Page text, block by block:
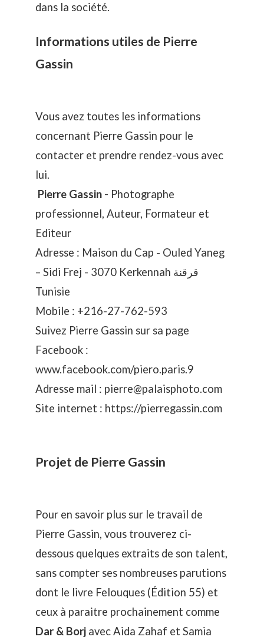
dans la société.
Informations utiles de Pierre
Gassin
Vous avez toutes les informations
concernant Pierre Gassin pour le
contacter et prendre rendez-vous avec
lui.
Pierre Gassin - Photographe
professionnel, Auteur, Formateur et
Editeur
Adresse : Maison du Cap - Ouled Yaneg
– Sidi Frej - 3070 Kerkennah قرقنة
Tunisie
Mobile : +216-27-762-593
Suivez Pierre Gassin sur sa page
Facebook :
www.facebook.com/piero.paris.9
Adresse mail : pierre@palaisphoto.com
Site internet : https://pierregassin.com
Projet de Pierre Gassin
Pour en savoir plus sur le travail de
Pierre Gassin, vous trouverez ci-
dessous quelques extraits de son talent,
sans compter ses nombreuses parutions
dont le livre Felouques (Édition 55) et
ceux à paraitre prochainement comme
Dar & Borj avec Aida Zahaf et Samia